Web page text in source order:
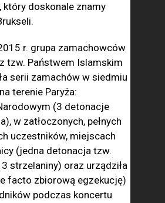
który doskonale znamy
r. grupa zamachowców
tzw. Państwem Islamskim
serii zamachów w siedmiu
terenie Paryża:
(3 detonacje
w zatłoczonych, pełnych
uczestników, miejscach
(jedna detonacja tzw.
strzelaniny) oraz urządziła
facto zbiorową egzekucję)
podczas koncertu